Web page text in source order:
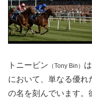
トニービン （Tony Bin）
において、単なる優れ
の名を刻んでいます。